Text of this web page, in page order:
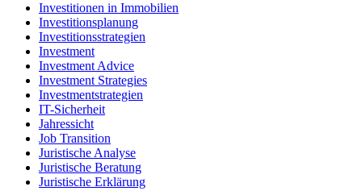
Investitionen in Immobilien
Investitionsplanung
Investitionsstrategien
Investment
Investment Advice
Investment Strategies
Investmentstrategien
IT-Sicherheit
Jahressicht
Job Transition
Juristische Analyse
Juristische Beratung
Juristische Erklärung